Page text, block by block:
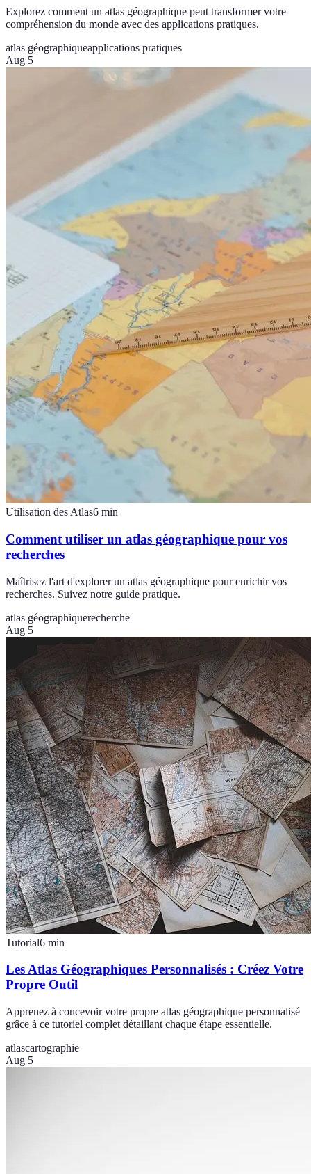
Explorez comment un atlas géographique peut transformer votre
compréhension du monde avec des applications pratiques.
atlas géographiqueapplications pratiques
Aug 5
Utilisation des Atlas6 min
Comment utiliser un atlas géographique pour vos
recherches
Maîtrisez l'art d'explorer un atlas géographique pour enrichir vos
recherches. Suivez notre guide pratique.
atlas géographiquerecherche
Aug 5
Tutorial6 min
Les Atlas Géographiques Personnalisés : Créez Votre
Propre Outil
Apprenez à concevoir votre propre atlas géographique personnalisé
grâce à ce tutoriel complet détaillant chaque étape essentielle.
atlascartographie
Aug 5